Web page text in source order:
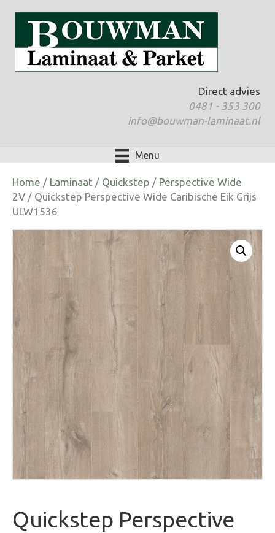
Direct advies
0481 - 353 300
info@bouwman-laminaat.nl
Menu
Home / Laminaat / Quickstep / Perspective Wide
2V / Quickstep Perspective Wide Caribische Eik Grijs
ULW1536
Quickstep Perspective